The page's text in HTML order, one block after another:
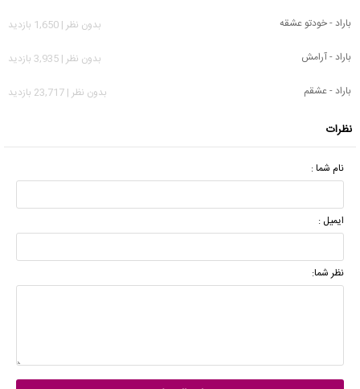
باراد - خودتو عشقه
بدون نظر | 1,650 بازدید
باراد - آرامش
بدون نظر | 3,935 بازدید
باراد - عشقم
بدون نظر | 23,717 بازدید
نظرات
نام شما :
ایمیل :
نظر شما: